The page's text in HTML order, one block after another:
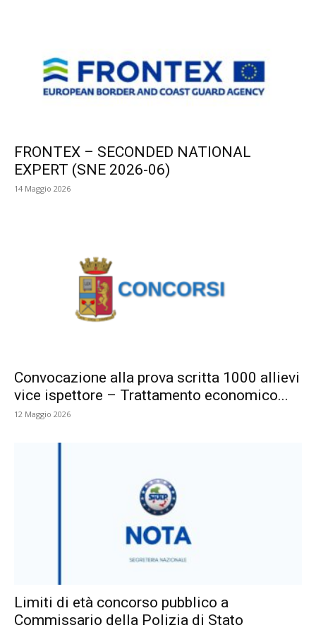
FRONTEX – SECONDED NATIONAL
EXPERT (SNE 2026-06)
14 Maggio 2026
Convocazione alla prova scritta 1000 allievi
vice ispettore – Trattamento economico...
12 Maggio 2026
Limiti di età concorso pubblico a
Commissario della Polizia di Stato